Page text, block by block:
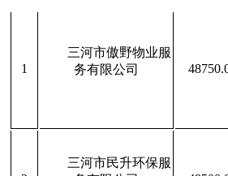
1
三河市傲野物业服
务有限公司
三河市民升环保服